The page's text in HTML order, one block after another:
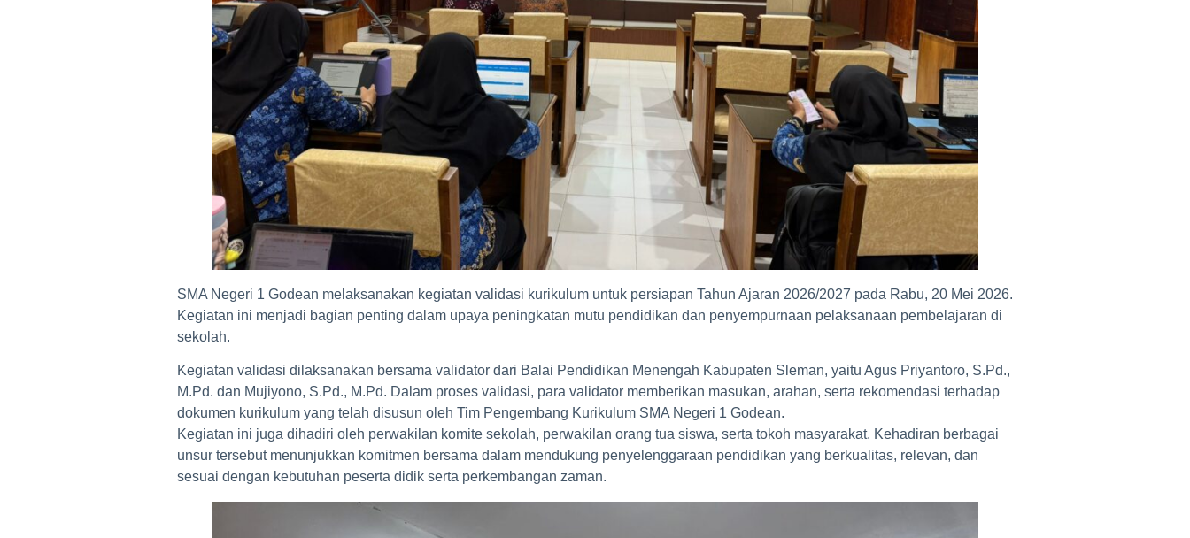
SMA Negeri 1 Godean melaksanakan kegiatan validasi kurikulum untuk persiapan Tahun Ajaran 2026/2027 pada Rabu, 20 Mei 2026.
Kegiatan ini menjadi bagian penting dalam upaya peningkatan mutu pendidikan dan penyempurnaan pelaksanaan pembelajaran di
sekolah.
Kegiatan validasi dilaksanakan bersama validator dari Balai Pendidikan Menengah Kabupaten Sleman, yaitu Agus Priyantoro, S.Pd.,
M.Pd. dan Mujiyono, S.Pd., M.Pd. Dalam proses validasi, para validator memberikan masukan, arahan, serta rekomendasi terhadap
dokumen kurikulum yang telah disusun oleh Tim Pengembang Kurikulum SMA Negeri 1 Godean.
Kegiatan ini juga dihadiri oleh perwakilan komite sekolah, perwakilan orang tua siswa, serta tokoh masyarakat. Kehadiran berbagai
unsur tersebut menunjukkan komitmen bersama dalam mendukung penyelenggaraan pendidikan yang berkualitas, relevan, dan
sesuai dengan kebutuhan peserta didik serta perkembangan zaman.